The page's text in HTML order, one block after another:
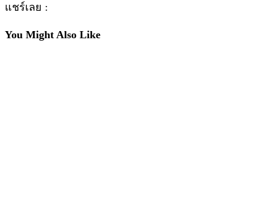
แชร์เลย :
You Might Also Like